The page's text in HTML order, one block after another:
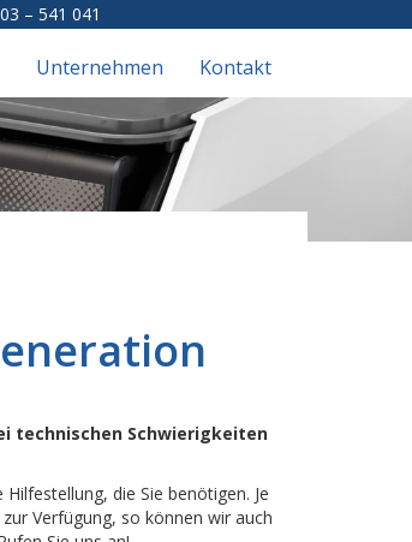
– 541 041
Unternehmen Kontakt
technischen Schwierigkeiten
die Sie benötigen. Je
Verfügung, so können wir auch